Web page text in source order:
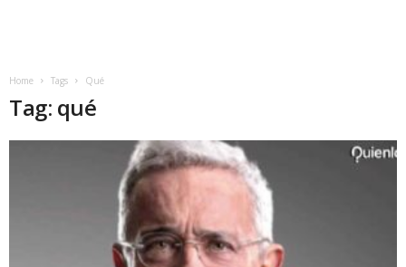
Home Tags Qué
Tag: qué